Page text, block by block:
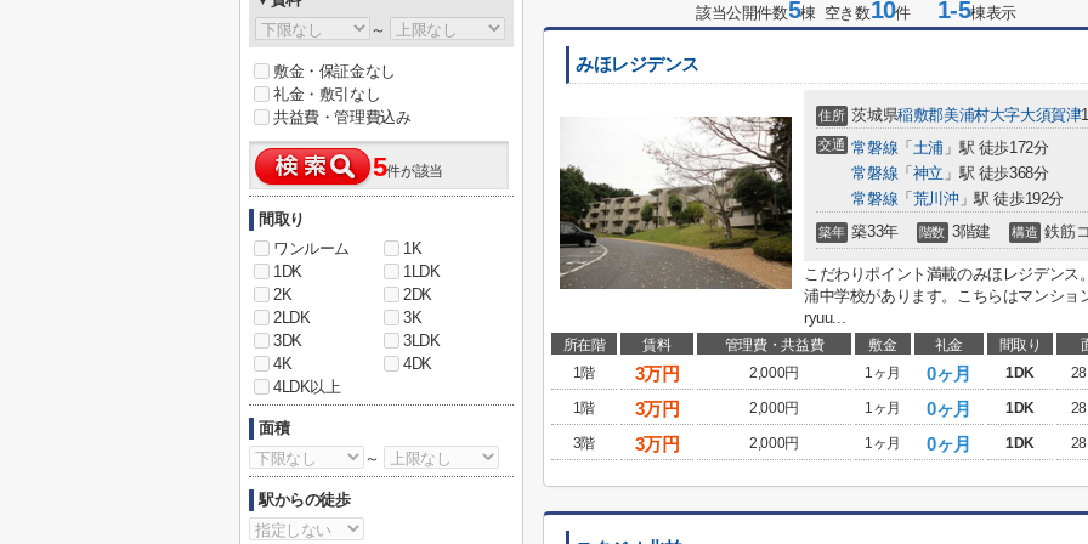
該当公開件数5棟 空き数10件 1-5棟表示
みほレジデンス
住所 茨城県稲敷郡美浦村大字大須賀津
交通 常磐線 「 土浦 」駅 徒歩172分
常磐線 「 神立 」駅 徒歩368分
常磐線 「 荒川沖 」駅 徒歩192分
築年 築33年 階数 3階建 構造 鉄筋
こだわりポイント満載のみほレジデン
浦中学校があります。こちらはマンシ
ryuu...
所在階 賃料 管理費・共益費 敷金 礼金 間取り
1階
3万円 2,000円 1ヶ月 0ヶ月 1DK
1階 3万円 2,000円 1ヶ月 0ヶ月 1DK
3階 3万円 2,000円 1ヶ月 0ヶ月 1DK
～
敷金・保証金なし
礼金・敷引なし
共益費・管理費込み
5件が該当
間取り
ワンルーム
1K
1DK
1LDK
2K
2DK
2LDK
3K
3DK
3LDK
4K
4DK
4LDK以上
面積
～
駅からの徒歩